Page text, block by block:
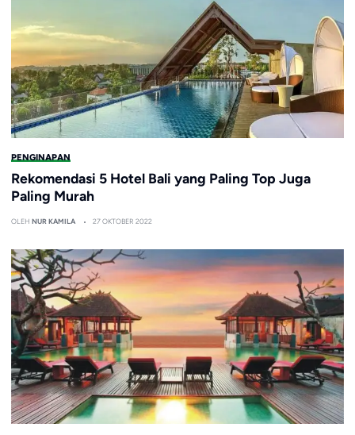
PENGINAPAN
Rekomendasi 5 Hotel Bali yang Paling Top Juga
Paling Murah
OLEH NUR KAMILA 27 OKTOBER 2022